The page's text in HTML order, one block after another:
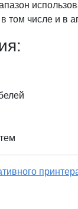
том числе и в